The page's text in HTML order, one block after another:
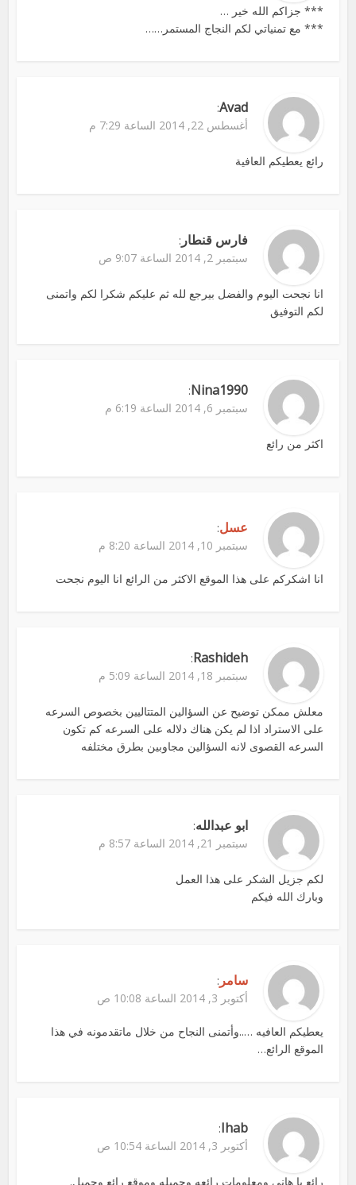
*** جزاكم الله خير …
*** مع تمنياتي لكم النجاج المستمر……
Avad
:
أغسطس 22, 2014 الساعة 7:29 م
رائع يعطيكم العافية
فارس قنطار :
سبتمبر 2, 2014 الساعة 9:07 ص
انا نجحت اليوم والفضل بيرجع لله ثم عليكم شكرا لكم واتمنى
لكم التوفيق
Nina1990
:
سبتمبر 6, 2014 الساعة 6:19 م
اكثر من رائع
عسل:
سبتمبر 10, 2014 الساعة 8:20 م
انا اشكركم على هذا الموقع الاكثر من الرائع انا اليوم نجحت
Rashideh
:
سبتمبر 18, 2014 الساعة 5:09 م
معلش ممكن توضيح عن السؤالين المتتاليين بخصوص السرعه
على الاستراد اذا لم يكن هناك دلاله على السرعه كم تكون
السرعه القصوى لانه السؤالين مجاوبين بطرق مختلفه
ابو عبدالله:
سبتمبر 21, 2014 الساعة 8:57 م
لكم جزيل الشكر على هذا العمل
وبارك الله فيكم
سامر :
أكتوبر 3, 2014 الساعة 10:08 ص
يعطيكم العافيه …..وأتمنى النجاح من خلال ماتقدمونه في هذا
الموقع الرائع…
Ihab
:
أكتوبر 3, 2014 الساعة 10:54 ص
رائع يا هاني ومعلومات رائعه وجميله وموقع رائع وجميل.